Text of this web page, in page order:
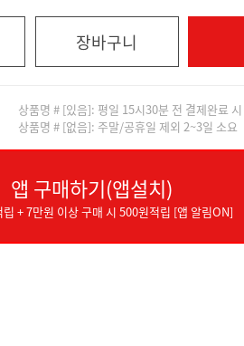
장바구니
상품명 # [있음]: 평일 15시30분 전 결제완료
상품명 # [없음]: 주말/공휴일 제외 2~3일 소요
앱 구매하기(앱설치)
+ 7만원 이상 구매 시 500원적립 [앱 알림ON]